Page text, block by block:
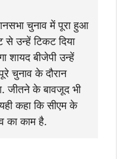
चुनाव में पूरा हुआ
से उन्हें टिकट दिया
शायद बीजेपी उन्हें
चुनाव के दौरान
जीतने के बावजूद भी
कहा कि सीएम के
का काम है.